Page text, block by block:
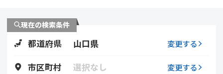
現在の検索条件
都道府県 山口県 変更する
市区町村 選択なし 変更する